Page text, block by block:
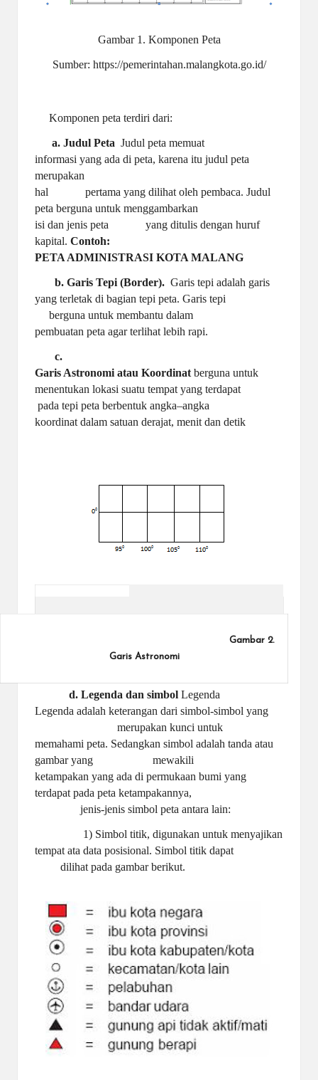
Gambar 1. Komponen Peta
Sumber: https://pemerintahan.malangkota.go.id/
Komponen peta terdiri dari:
a. Judul Peta Judul peta memuat
informasi yang ada di peta, karena itu judul peta
merupakan
hal
pertama yang dilihat oleh pembaca. Judul
peta berguna untuk menggambarkan
isi dan jenis peta
yang ditulis dengan huruf
kapital. Contoh:
PETA ADMINISTRASI KOTA MALANG
b. Garis Tepi (Border). Garis tepi adalah garis
yang terletak di bagian tepi peta. Garis tepi
berguna untuk membantu dalam
pembuatan peta agar terlihat lebih rapi.
c.
Garis Astronomi atau Koordinat berguna untuk
menentukan lokasi suatu tempat yang terdapat
pada tepi peta berbentuk angka–angka
koordinat dalam satuan derajat, menit dan detik
Gambar 2.
Garis Astronomi
d. Legenda dan simbol Legenda
Legenda adalah keterangan dari simbol-simbol yang
merupakan kunci untuk
memahami peta. Sedangkan simbol adalah tanda atau
gambar yang
mewakili
ketampakan yang ada di permukaan bumi yang
terdapat pada peta ketampakannya,
jenis-jenis simbol peta antara lain:
1) Simbol titik, digunakan untuk menyajikan
tempat ata data posisional. Simbol titik dapat
dilihat pada gambar berikut.